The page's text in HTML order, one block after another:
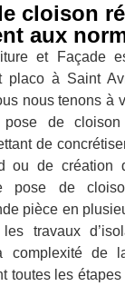
cloison
aux
et Façade
placo à Saint
nous tenons à
de cloison
de
ou de création
pose de
pièce en
travaux
complexité de
toutes les